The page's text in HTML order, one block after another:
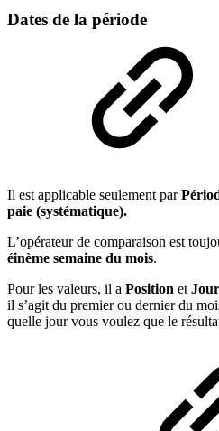
Dates de la période
Il est applicable seulement par
paie (systématique).
L’opérateur de comparaison est
éinème semaine du mois.
Pour les valeurs, il a Position et
il s’agit du premier ou dernier du
quelle jour vous voulez que le